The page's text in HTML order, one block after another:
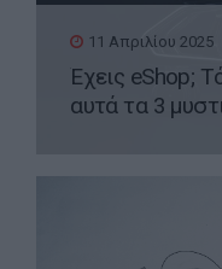
11 Απριλίου 2025
Έχεις eShop;
αυτά τα 3